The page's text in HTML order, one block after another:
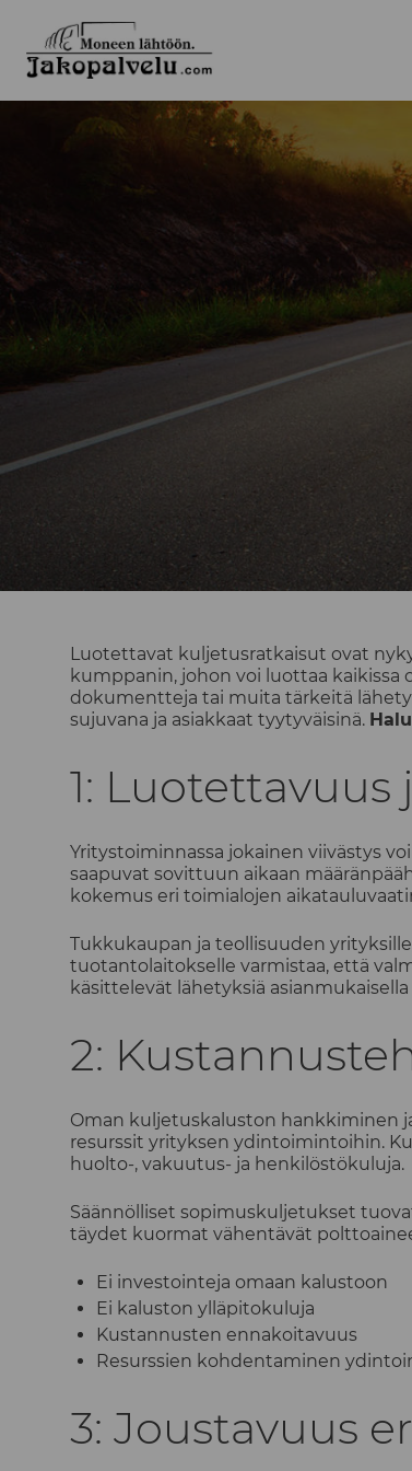
Jakopalvelu
Luotettavat kuljetusratkaisut ovat
kumppanin, johon voi luottaa
dokumentteja tai muita tärkeitä
sujuvana ja asiakkaat tyytyväisinä.
1: Luotettavuus
Yritystoiminnassa jokainen viivästys
saapuvat sovittuun aikaan
kokemus eri toimialojen
Tukkukaupan ja teollisuuden
tuotantolaitokselle varmistaa, että
käsittelevät lähetyksiä
2:
Oman kuljetuskaluston hankkiminen
resurssit yrityksen ydintoimintoihin.
huolto-, vakuutus- ja henkilöstökuluja.
Säännölliset sopimuskuljetukset
täydet kuormat vähentävät
Ei investointeja omaan kalustoon
Ei kaluston ylläpitokuluja
Kustannusten ennakoitavuus
Resurssien kohdentaminen
3: Joustavuus